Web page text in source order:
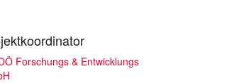
Forschungs & Entwicklungs